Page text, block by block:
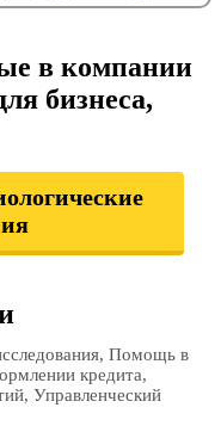
в компании
бизнеса,
Помощь в
кредита,
Управленческий